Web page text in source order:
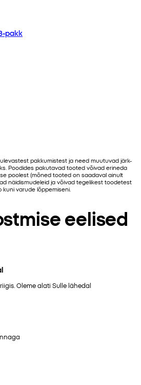
pakk
pakkumistest ja need muutuvad järk-
Poodides pakutavad tooted võivad erineda
poolest (mõned tooted on saadaval ainult
näidismudeleid ja võivad tegelikest toodetest
varude lõppemiseni.
eelised
Oleme alati Sulle lähedal